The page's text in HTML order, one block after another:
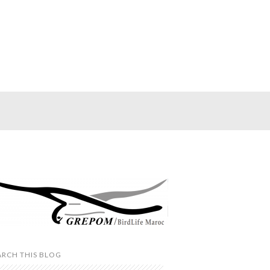
THIS BLOG